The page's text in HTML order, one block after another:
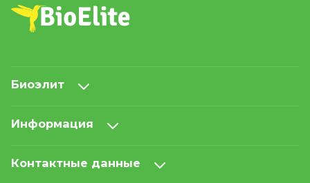
Биоэлит
Информация
Контактные данные